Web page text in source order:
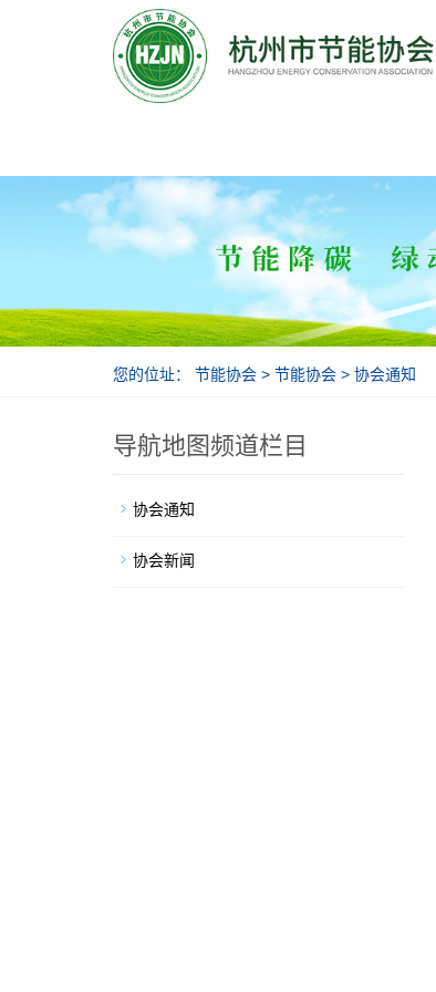
节能协会
您的位址： 节能协会 > 节能协会 > 协会通知
导航地图频道栏目
协会通知
协会新闻